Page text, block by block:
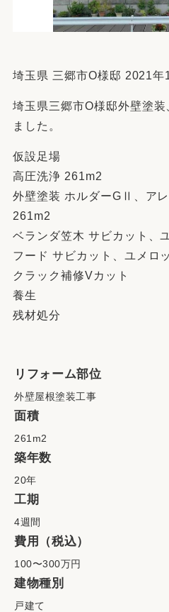
埼玉県 三郷市O様邸 2021年
埼玉県三郷市O様邸外壁塗
ました。
仮設足場
高圧洗浄 261m2
外壁塗装 ホルダーGⅡ、ア
261m2
ベランダ笠木 サビカット、
フード サビカット、ユメロ
クラック補修Vカット
養生
残材処分
リフォーム部位
外壁屋根塗装工事
面積
261m2
築年数
20年
工期
4週間
費用（税込）
100〜300万円
建物種別
戸建て